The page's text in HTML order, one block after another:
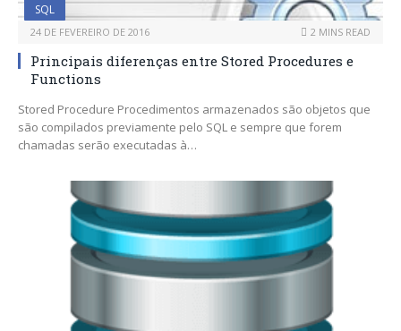
SQL
24 DE FEVEREIRO DE 2016 2 MINS READ
Principais diferenças entre Stored Procedures e
Functions
Stored Procedure Procedimentos armazenados são objetos que
são compilados previamente pelo SQL e sempre que forem
chamadas serão executadas à…